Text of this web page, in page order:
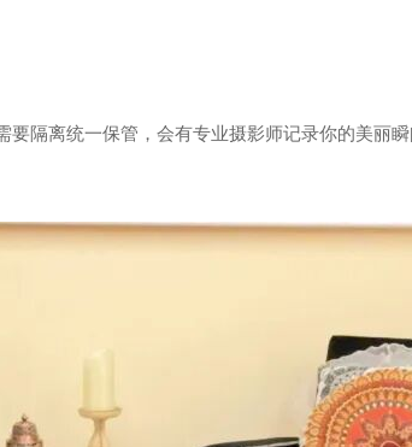
隔离统一保管，会有专业摄影师记录你的美丽